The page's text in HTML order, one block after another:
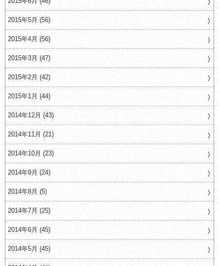
2015年5月 (56)
2015年4月 (56)
2015年3月 (47)
2015年2月 (42)
2015年1月 (44)
2014年12月 (43)
2014年11月 (21)
2014年10月 (23)
2014年9月 (24)
2014年8月 (5)
2014年7月 (25)
2014年6月 (45)
2014年5月 (45)